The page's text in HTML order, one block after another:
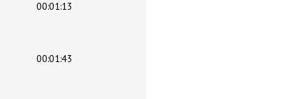
00:01:13
00:01:43